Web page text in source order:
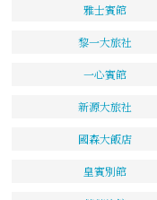
雅士賓館
黎一大旅社
一心賓館
新源大旅社
國森大飯店
皇賓別館